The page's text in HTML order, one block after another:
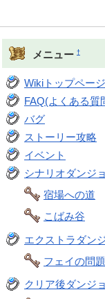
メニュー †
Wikiトップページ
FAQ(よくある質
バグ
ストーリー攻略
イベント
シナリオダンジ
宿場への道
こばみ谷
エクストラダン
フェイの問題
クリア後ダンジ